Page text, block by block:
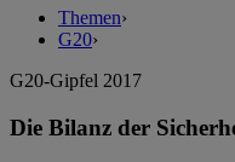
Themen›
G20›
G20-Gipfel 2017
Die Bilanz der